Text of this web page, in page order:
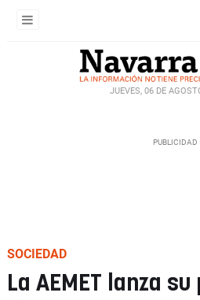
JUEVES, 06 DE
SOCIEDAD
La AEMET lanza